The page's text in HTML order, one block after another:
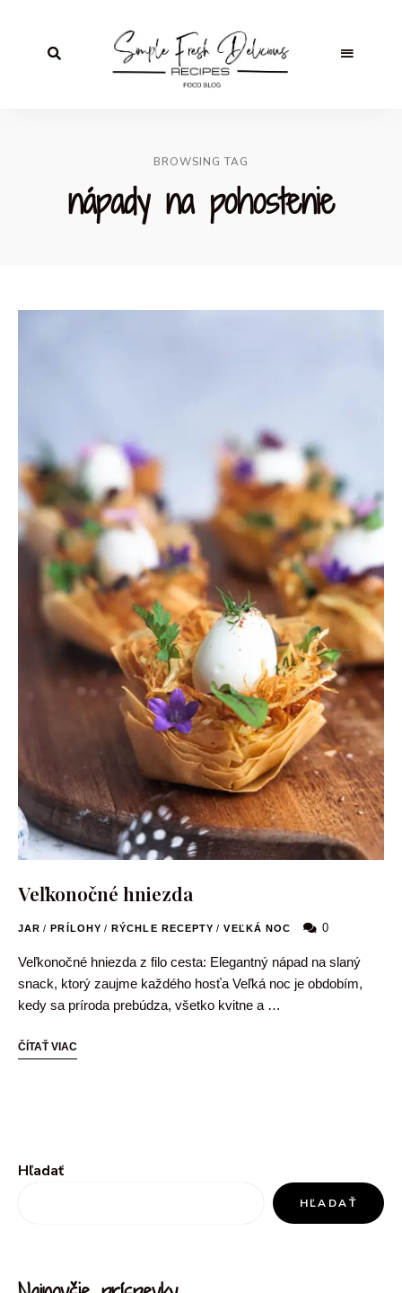
BROWSING TAG
nápady na pohostenie
Veľkonočné hniezda
JAR / PRÍLOHY / RÝCHLE RECEPTY / VEĽKÁ NOC 0
Veľkonočné hniezda z filo cesta: Elegantný nápad na slaný
snack, ktorý zaujme každého hosťa Veľká noc je obdobím,
kedy sa príroda prebúdza, všetko kvitne a …
ČÍTAŤ VIAC
Hľadať
HĽADAŤ